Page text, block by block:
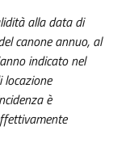
alla data di
canone annuo, al
indicato nel
è